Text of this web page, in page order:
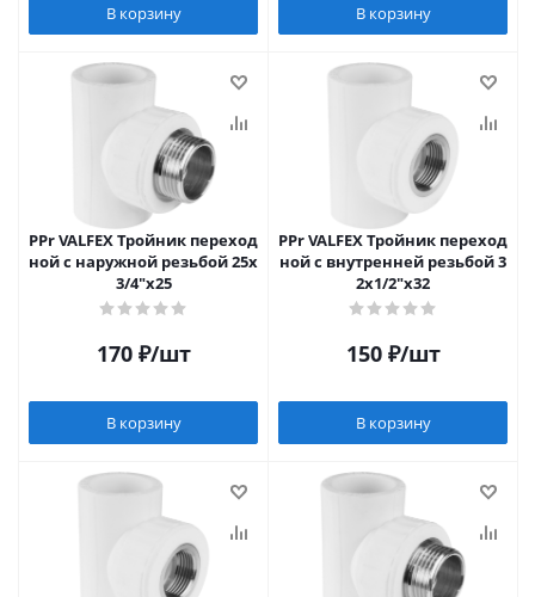
В корзину В корзину
PPr VALFEX Тройник переход
ной с наружной резьбой 25х
3/4"х25
170₽/шт
В корзину
PPr VALFEX Тройник переход
ной с внутренней резьбой 3
2х1/2"х32
150₽/шт
В корзину